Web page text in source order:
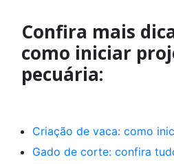
Confira mais
como iniciar
pecuária:
Criação de vaca: como
Gado de corte: confira